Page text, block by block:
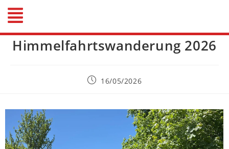
Himmelfahrtswanderung 2026
16/05/2026